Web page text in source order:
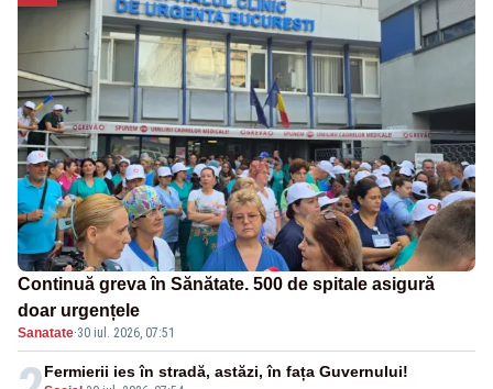
Continuă greva în Sănătate. 500 de spitale asigură
doar urgențele
Sanatate·30 iul. 2026, 07:51
Fermierii ies în stradă, astăzi, în fața Guvernului!